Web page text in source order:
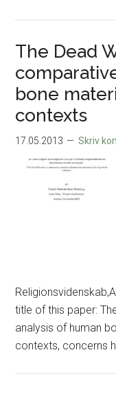
The Dead
bone
contexts
17.05.2013 Skriv
title of this paper:
analysis of human
contexts, concerns